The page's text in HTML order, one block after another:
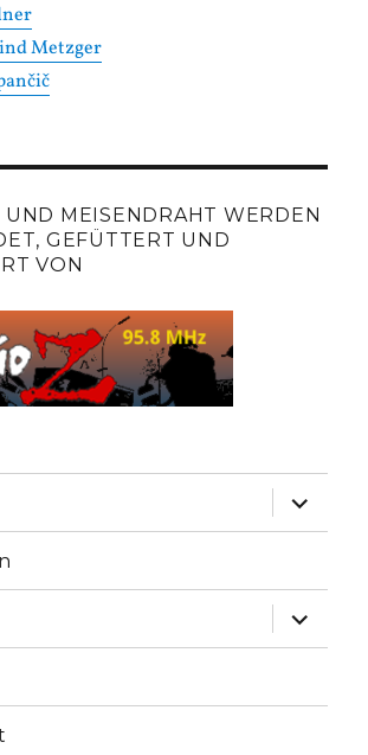
Metzger
UND MEISENDRAHT WERDEN
GEFÜTTERT UND
VON